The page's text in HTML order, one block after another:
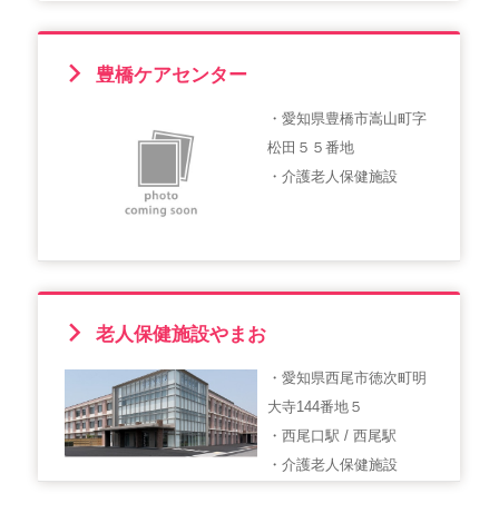
豊橋ケアセンター
・愛知県豊橋市嵩山町字
松田５５番地
・介護老人保健施設
老人保健施設やまお
・愛知県西尾市徳次町明
大寺144番地５
・西尾口駅 / 西尾駅
・介護老人保健施設